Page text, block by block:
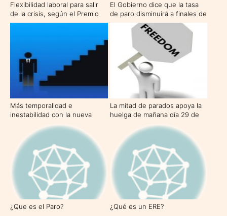
Flexibilidad laboral para salir
de la crisis, según el Premio
Nobel de Economía, Joseph
El Gobierno dice que la tasa
de paro disminuirá a finales de
abril
Más temporalidad e
inestabilidad con la nueva
La mitad de parados apoya la
huelga de mañana día 29 de
¿Que es el Paro? ¿Qué es un ERE?